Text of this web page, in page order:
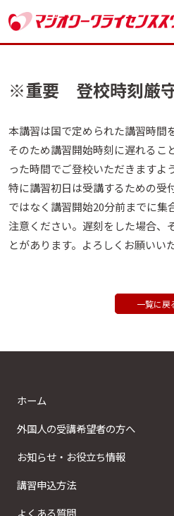
※重要 登校時刻厳
本講習は国で定められた講習時間
そのため講習開始時刻に遅れるこ
った時間でご登校いただきますよ
特に講習初日は受講するための受
ではなく講習開始20分前までに集
注意ください。遅刻をした場合、
とがあります。よろしくお願いい
一覧に戻
ホーム
外国人の受講希望者の方へ
お知らせ・お役立ち情報
講習申込方法